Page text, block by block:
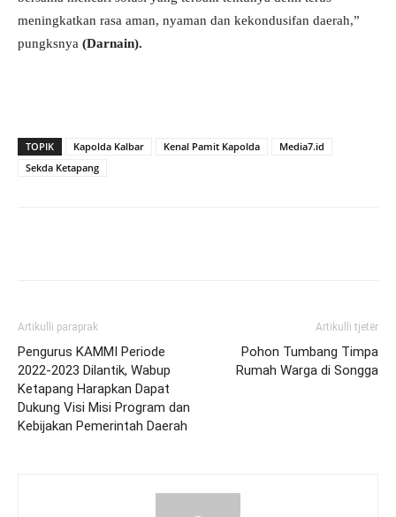
meningkatkan rasa aman, nyaman dan kekondusifan daerah,”
pungksnya (Darnain).
TOPIK Kapolda Kalbar Kenal Pamit Kapolda
Media7.id
Sekda Ketapang
Artikulli paraprak
Pengurus KAMMI Periode
2022-2023 Dilantik, Wabup
Ketapang Harapkan Dapat
Dukung Visi Misi Program dan
Kebijakan Pemerintah Daerah
Artikulli tjetër
Pohon Tumbang Timpa
Rumah Warga di Songga